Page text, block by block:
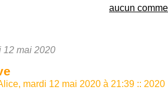
aucun
12 mai 2020
mardi 12 mai 2020 à 21:39 :: 2020